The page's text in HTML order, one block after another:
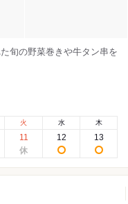
旬の野菜巻きや牛タン串を
火
11
水
12
木
13